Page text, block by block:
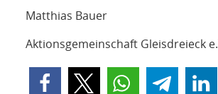
Matthias Bauer
Aktionsgemeinschaft Gleisdreieck